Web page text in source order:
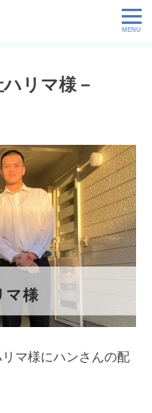
リマ様－
マ様にハンさんの配